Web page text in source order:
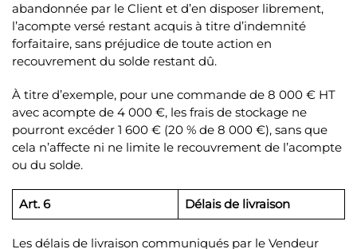
abandonnée par le Client et d’en disposer librement,
l’acompte versé restant acquis à titre d’indemnité
forfaitaire, sans préjudice de toute action en
recouvrement du solde restant dû.
À titre d’exemple, pour une commande de 8 000 € HT
avec acompte de 4 000 €, les frais de stockage ne
pourront excéder 1 600 € (20 % de 8 000 €), sans que
cela n’affecte ni ne limite le recouvrement de l’acompte
ou du solde.
Art. 6 Délais de livraison
Les délais de livraison communiqués par le Vendeur